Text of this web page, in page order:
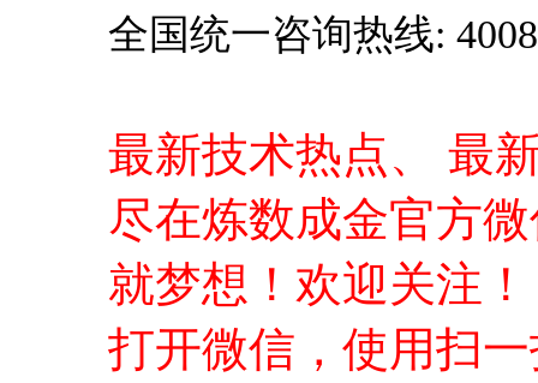
全国统一咨询热线:
最新技术热点、 最
尽在炼数成金官方
就梦想！欢迎关注！
打开微信，使用扫